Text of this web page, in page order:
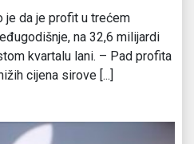
je da je profit u trećem
na 32,6 milijardi
kvartalu lani. – Pad profita
cijena sirove [...]